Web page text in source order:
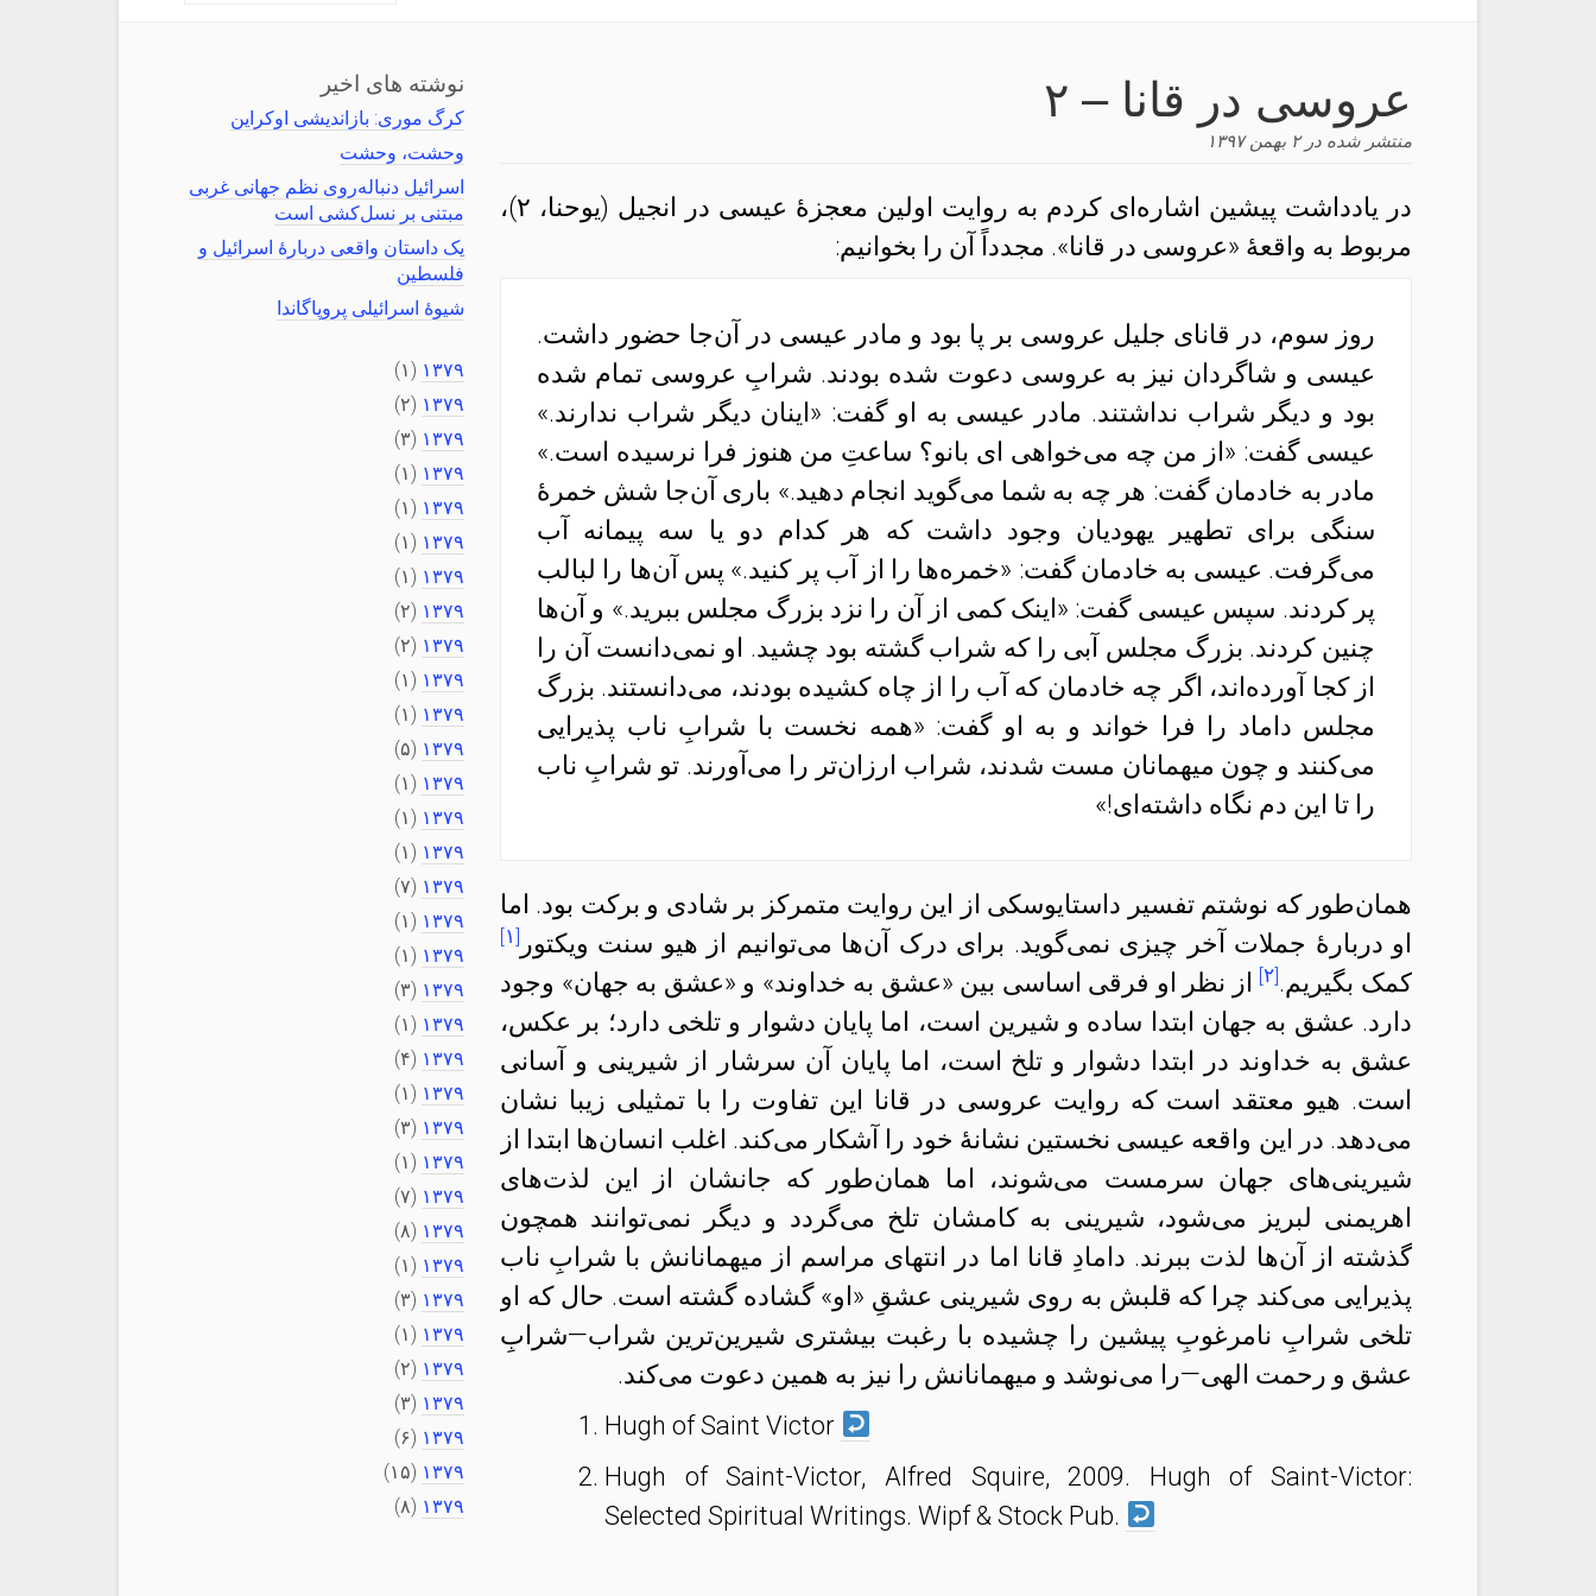
عروسی در قانا – ۲
منتشر شده در۲ بهمن ۱۳۹۷
در یادداشت پیشین اشاره‌ای کردم به روایت اولین معجزهٔ عیسی در انجیل (یوحنا، ۲)،
مربوط به واقعهٔ «عروسی در قانا». مجدداً آن را بخوانیم:
روز سوم، در قانای جلیل عروسی بر پا بود و مادر عیسی در آن‌جا حضور داشت.
عیسی و شاگردان نیز به عروسی دعوت شده بودند. شرابِ عروسی تمام شده
بود و دیگر شراب نداشتند. مادر عیسی به او گفت: «اینان دیگر شراب ندارند.»
عیسی گفت: «از من چه می‌خواهی ای بانو؟ ساعتِ من هنوز فرا نرسیده است.»
مادر به خادمان گفت: هر چه به شما می‌گوید انجام دهید.» باری آن‌جا شش خمرهٔ
سنگی برای تطهیر یهودیان وجود داشت که هر کدام دو یا سه پیمانه آب
می‌گرفت. عیسی به خادمان گفت: «خمره‌ها را از آب پر کنید.» پس آن‌ها را لبالب
پر کردند. سپس عیسی گفت: «اینک کمی از آن را نزد بزرگ مجلس ببرید.» و آن‌ها
چنین کردند. بزرگ مجلس آبی را که شراب گشته بود چشید. او نمی‌دانست آن را
از کجا آورده‌اند، اگر چه خادمان که آب را از چاه کشیده بودند، می‌دانستند. بزرگ
مجلس داماد را فرا خواند و به او گفت: «همه نخست با شرابِ ناب پذیرایی
می‌کنند و چون میهمانان مست شدند، شراب ارزان‌تر را می‌آورند. تو شرابِ ناب
را تا این دم نگاه داشته‌ای!»
همان‌طور که نوشتم تفسیر داستایوسکی از این روایت متمرکز بر شادی و برکت بود. اما
او دربارهٔ جملات آخر چیزی نمی‌گوید. برای درک آن‌ها می‌توانیم از هیو سنت ویکتور [۱]
کمک بگیریم.[۲] از نظر او فرقی اساسی بین «عشق به خداوند» و «عشق به جهان» وجود
دارد. عشق به جهان ابتدا ساده و شیرین است، اما پایان دشوار و تلخی دارد؛ بر عکس،
عشق به خداوند در ابتدا دشوار و تلخ است، اما پایان آن سرشار از شیرینی و آسانی
است. هیو معتقد است که روایت عروسی در قانا این تفاوت را با تمثیلی زیبا نشان
می‌دهد. در این واقعه عیسی نخستین نشانهٔ خود را آشکار می‌کند. اغلب انسان‌ها ابتدا از
شیرینی‌‌های جهان سرمست می‌شوند، اما همان‌طور که جانشان از این لذت‌های
اهریمنی لبریز می‌شود، شیرینی‌‌ به کامشان تلخ می‌گردد و دیگر نمی‌توانند همچون
گذشته از آن‌ها لذت ببرند. دامادِ قانا اما در انتهای مراسم از میهمانانش با شرابِ ناب
پذیرایی می‌کند چرا که قلبش به روی شیرینی عشقِ «او» گشاده گشته است. حال که او
تلخی شرابِ نامرغوبِ پیشین را چشیده با رغبت بیشتری شیرین‌ترین شراب—شرابِ
عشق و رحمت الهی—را می‌نوشد و میهمانانش را نیز به همین دعوت می‌کند.
Hugh of Saint Victor
Hugh of Saint-Victor, Alfred Squire, 2009. Hugh of Saint-Victor:
Selected Spiritual Writings. Wipf & Stock Pub.
نوشته های اخیر
کرگ موری: بازاندیشی اوکراین
وحشت، وحشت
اسرائیل دنباله‌روی نظم جهانی غربی
مبتنی بر نسل‌کشی است
یک داستان واقعی دربارهٔ اسرائیل و
فلسطین
شیوهٔ اسرائیلی پروپاگاندا
۱۳۷۹ (۱)
۱۳۷۹ (۲)
۱۳۷۹ (۳)
۱۳۷۹ (۱)
۱۳۷۹ (۱)
۱۳۷۹ (۱)
۱۳۷۹ (۱)
۱۳۷۹ (۲)
۱۳۷۹ (۲)
۱۳۷۹ (۱)
۱۳۷۹ (۱)
۱۳۷۹ (۵)
۱۳۷۹ (۱)
۱۳۷۹ (۱)
۱۳۷۹ (۱)
۱۳۷۹ (۷)
۱۳۷۹ (۱)
۱۳۷۹ (۱)
۱۳۷۹ (۳)
۱۳۷۹ (۱)
۱۳۷۹ (۴)
۱۳۷۹ (۱)
۱۳۷۹ (۳)
۱۳۷۹ (۱)
۱۳۷۹ (۷)
۱۳۷۹ (۸)
۱۳۷۹ (۱)
۱۳۷۹ (۳)
۱۳۷۹ (۱)
۱۳۷۹ (۲)
۱۳۷۹ (۳)
۱۳۷۹ (۶)
۱۳۷۹ (۱۵)
۱۳۷۹ (۸)